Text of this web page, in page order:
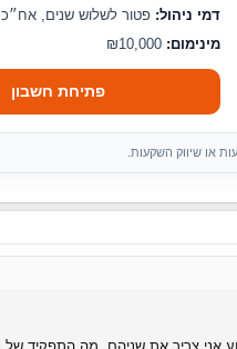
דמי ניהול: פטור לשלוש שנים, אח״כ ₪15
מינימום:
פתיחת חשבון
או שיווק השקעות.